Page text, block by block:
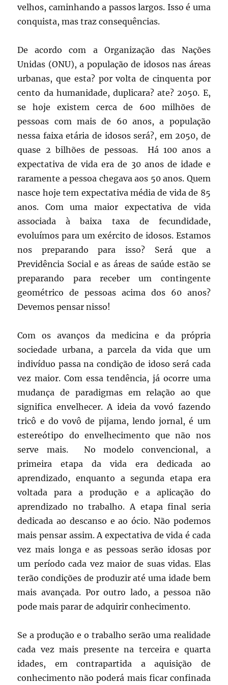
velhos, caminhando a passos largos. Isso é uma
conquista, mas traz consequências.
De acordo com a Organização das Nações
Unidas (ONU), a população de idosos nas áreas
urbanas, que esta? por volta de cinquenta por
cento da humanidade, duplicara? ate? 2050. E,
se hoje existem cerca de 600 milhões de
pessoas com mais de 60 anos, a população
nessa faixa etária de idosos será?, em 2050, de
quase 2 bilhões de pessoas. Há 100 anos a
expectativa de vida era de 30 anos de idade e
raramente a pessoa chegava aos 50 anos. Quem
nasce hoje tem expectativa média de vida de 85
anos. Com uma maior expectativa de vida
associada à baixa taxa de fecundidade,
evoluímos para um exército de idosos. Estamos
nos preparando para isso? Será que a
Previdência Social e as áreas de saúde estão se
preparando para receber um contingente
geométrico de pessoas acima dos 60 anos?
Devemos pensar nisso!
Com os avanços da medicina e da própria
sociedade urbana, a parcela da vida que um
indivíduo passa na condição de idoso será cada
vez maior. Com essa tendência, já ocorre uma
mudança de paradigmas em relação ao que
significa envelhecer. A ideia da vovó fazendo
tricô e do vovô de pijama, lendo jornal, é um
estereótipo do envelhecimento que não nos
serve mais. No modelo convencional, a
primeira etapa da vida era dedicada ao
aprendizado, enquanto a segunda etapa era
voltada para a produção e a aplicação do
aprendizado no trabalho. A etapa final seria
dedicada ao descanso e ao ócio. Não podemos
mais pensar assim. A expectativa de vida é cada
vez mais longa e as pessoas serão idosas por
um período cada vez maior de suas vidas. Elas
terão condições de produzir até uma idade bem
mais avançada. Por outro lado, a pessoa não
pode mais parar de adquirir conhecimento.
Se a produção e o trabalho serão uma realidade
cada vez mais presente na terceira e quarta
idades, em contrapartida a aquisição de
conhecimento não poderá mais ficar confinada